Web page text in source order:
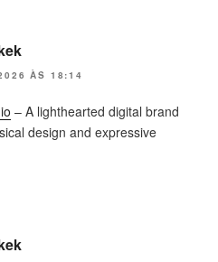
ÀS 18:14
– A lighthearted digital brand
design and expressive